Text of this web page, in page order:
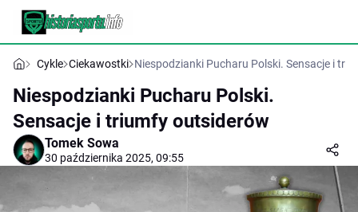
Cykle Ciekawostki Niespodzianki Pucharu Polski. Sensacje i
Niespodzianki Pucharu Polski.
Sensacje i triumfy outsiderów
Tomek Sowa
30 października 2025, 09:55